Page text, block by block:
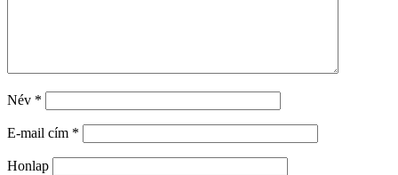
Név *
E-mail cím *
Honlap